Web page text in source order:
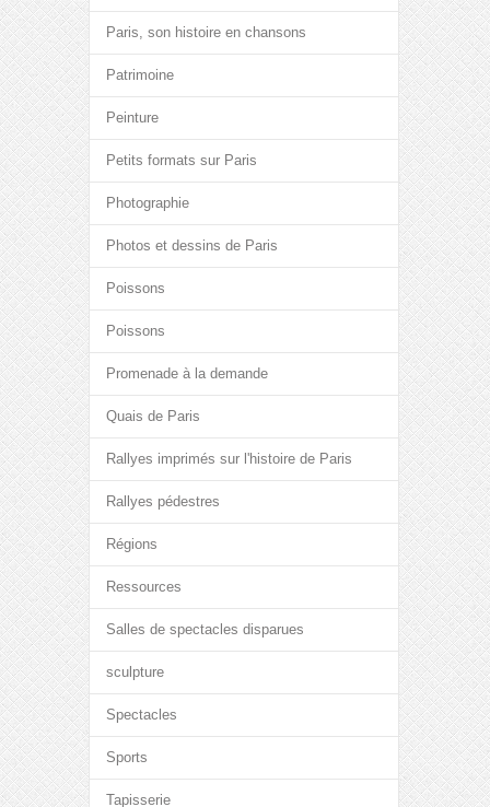
Paris, son histoire en chansons
Patrimoine
Peinture
Petits formats sur Paris
Photographie
Photos et dessins de Paris
Poissons
Poissons
Promenade à la demande
Quais de Paris
Rallyes imprimés sur l'histoire de Paris
Rallyes pédestres
Régions
Ressources
Salles de spectacles disparues
sculpture
Spectacles
Sports
Tapisserie